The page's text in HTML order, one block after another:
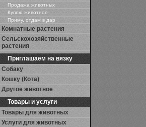
Продажа животных
Куплю животное
Приму, отдам в дар
Комнатные растения
Сельскохозяйственные
растения
Приглашаем на вязку
Собаку
Кошку (Кота)
Другое животное
Товары и услуги
Товары для животных
Услуги для животных